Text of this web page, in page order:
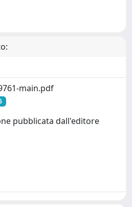
main.pdf
pubblicata dall'editore